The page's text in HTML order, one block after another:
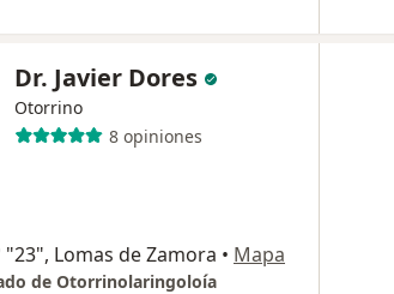
Dr. Javier Dores
Otorrino
8 opiniones
"23", Lomas de Zamora • Mapa
de Otorrinolaringoloía